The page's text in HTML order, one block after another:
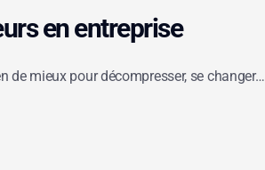
en entreprise
de mieux pour décompresser, se changer…